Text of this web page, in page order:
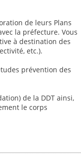
de leurs Plans
la préfecture. Vous
à destination des
etc.).
prévention des
de la DDT ainsi,
le corps